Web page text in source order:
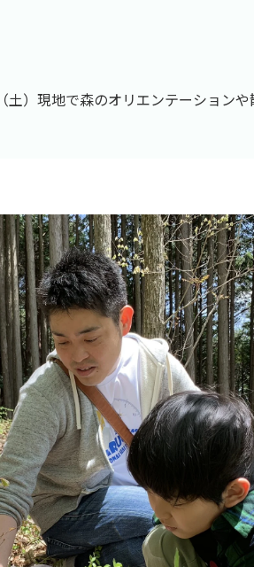
）現地で森のオリエンテーション